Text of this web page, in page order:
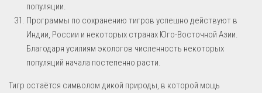
популяции.
Программы по сохранению тигров успешно действуют в
Индии, России и некоторых странах Юго-Восточной Азии.
Благодаря усилиям экологов численность некоторых
популяций начала постепенно расти.
Тигр остаётся символом дикой природы, в которой мощь